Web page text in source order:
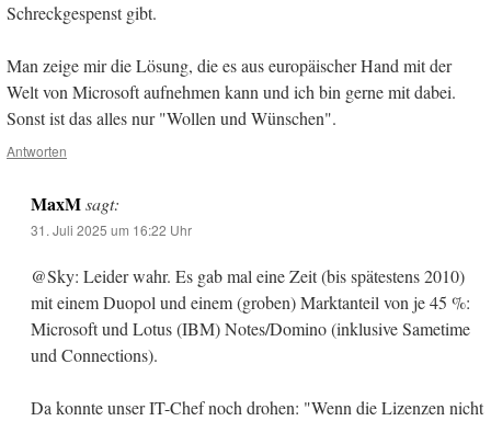
Schreckgespenst gibt.
Man zeige mir die Lösung, die es aus europäischer Hand mit der
Welt von Microsoft aufnehmen kann und ich bin gerne mit dabei.
Sonst ist das alles nur "Wollen und Wünschen".
Antworten
MaxM sagt:
31. Juli 2025 um 16:22 Uhr
@Sky: Leider wahr. Es gab mal eine Zeit (bis spätestens 2010)
mit einem Duopol und einem (groben) Marktanteil von je 45 %:
Microsoft und Lotus (IBM) Notes/Domino (inklusive Sametime
und Connections).
Da konnte unser IT-Chef noch drohen: "Wenn die Lizenzen nicht